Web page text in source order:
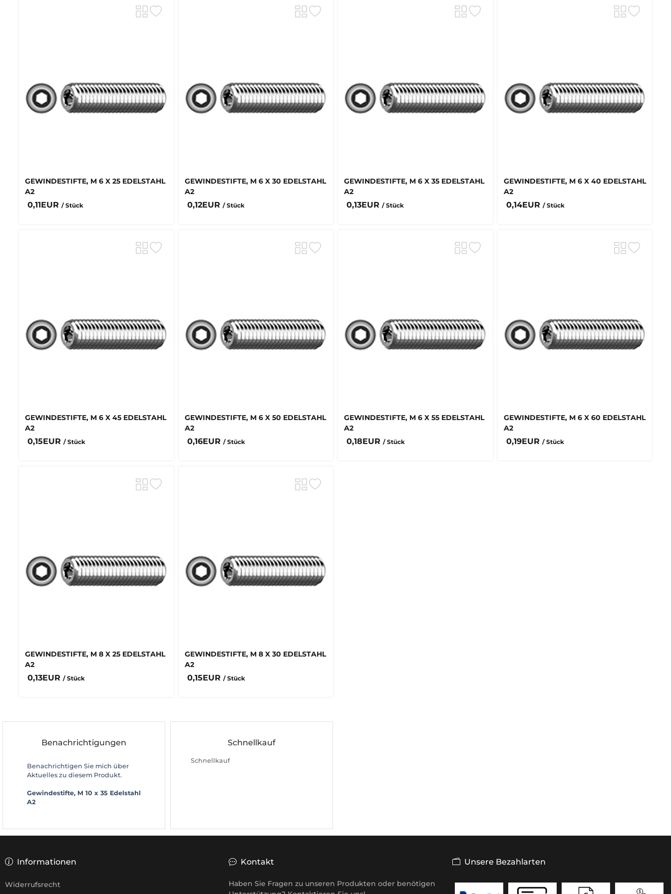
GEWINDESTIFTE, M 6 X 25 EDELSTAHL
A2
0,11EUR / Stück
GEWINDESTIFTE, M 6 X 30 EDELSTAHL
A2
0,12EUR / Stück
GEWINDESTIFTE, M 6 X 35 EDELSTAHL
A2
0,13EUR / Stück
GEWINDESTIFTE, M 6 X 40 EDELSTAHL
A2
0,14EUR / Stück
GEWINDESTIFTE, M 6 X 45 EDELSTAHL
A2
0,15EUR / Stück
GEWINDESTIFTE, M 6 X 50 EDELSTAHL
A2
0,16EUR / Stück
GEWINDESTIFTE, M 6 X 55 EDELSTAHL
A2
0,18EUR / Stück
GEWINDESTIFTE, M 6 X 60 EDELSTAHL
A2
0,19EUR / Stück
GEWINDESTIFTE, M 8 X 25 EDELSTAHL
A2
0,13EUR / Stück
GEWINDESTIFTE, M 8 X 30 EDELSTAHL
A2
0,15EUR / Stück
Benachrichtigungen
Benachrichtigen Sie mich über
Aktuelles zu diesem Produkt.
Gewindestifte, M 10 x 35 Edelstahl
A2
Schnellkauf
Schnellkauf
Informationen
Widerrufsrecht
Kontakt
Haben Sie Fragen zu unseren Produkten oder benötigen
Unsere Bezahlarten